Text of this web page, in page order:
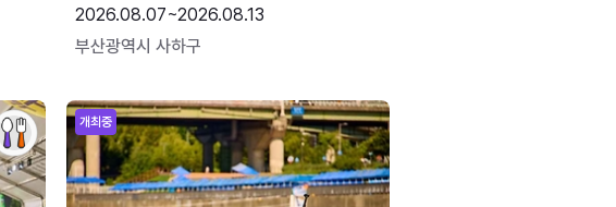
2026.08.07~2026.08.13
부산광역시 사하구
개최중